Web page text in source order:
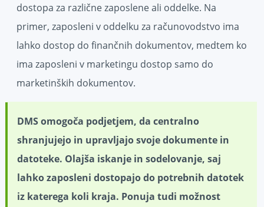
dostopa za različne zaposlene ali oddelke. Na
primer, zaposleni v oddelku za računovodstvo ima
lahko dostop do finančnih dokumentov, medtem ko
ima zaposleni v marketingu dostop samo do
marketinških dokumentov.
DMS omogoča podjetjem, da centralno
shranjujejo in upravljajo svoje dokumente in
datoteke. Olajša iskanje in sodelovanje, saj
lahko zaposleni dostopajo do potrebnih datotek
iz katerega koli kraja. Ponuja tudi možnost